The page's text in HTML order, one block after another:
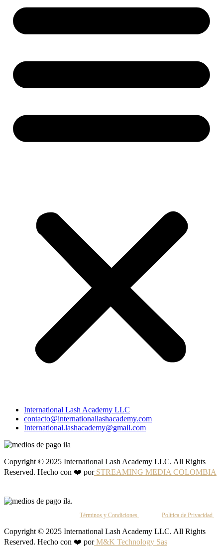
International Lash Academy LLC
contacto@internationallashacademy.com
International.lashacademy@gmail.com
Copyright © 2025 International Lash Academy LLC. All Rights
Reserved. Hecho con ❤️ porSTREAMING MEDIA COLOMBIA
Términos y Condiciones Política de Privacidad
Copyright © 2025 International Lash Academy LLC. All Rights
Reserved. Hecho con ❤️ porM&K Technology Sas